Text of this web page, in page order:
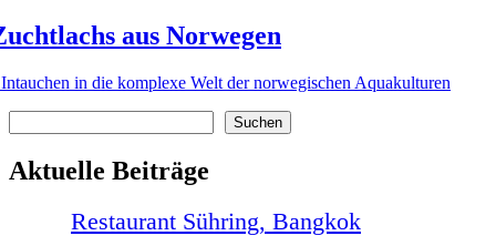
aus Norwegen
in die komplexe Welt der norwegischen Aquakulturen
Suchen
Aktuelle Beiträge
Restaurant Sühring, Bangkok